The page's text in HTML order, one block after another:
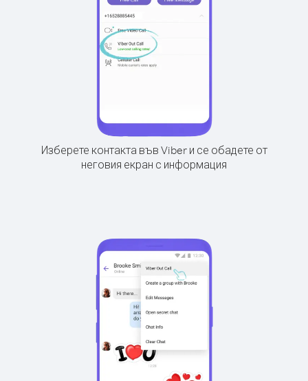
Изберете контакта във Viber и се обадете от
неговия екран с информация